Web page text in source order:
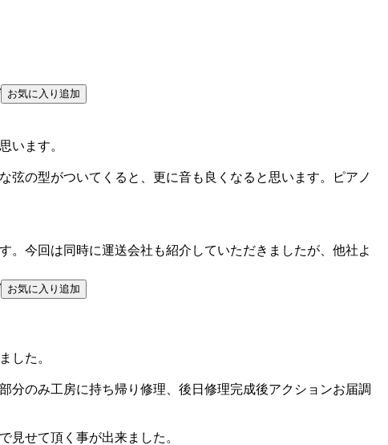
います。
の型がついてくると、更に音も良くなると思います。ピアノ
今回は同時に運送会社も紹介していただきましたが、他社よ
した。
分のみ工房に持ち帰り修理、後日修理完成後アクションお届調
見せて頂く事が出来ました。